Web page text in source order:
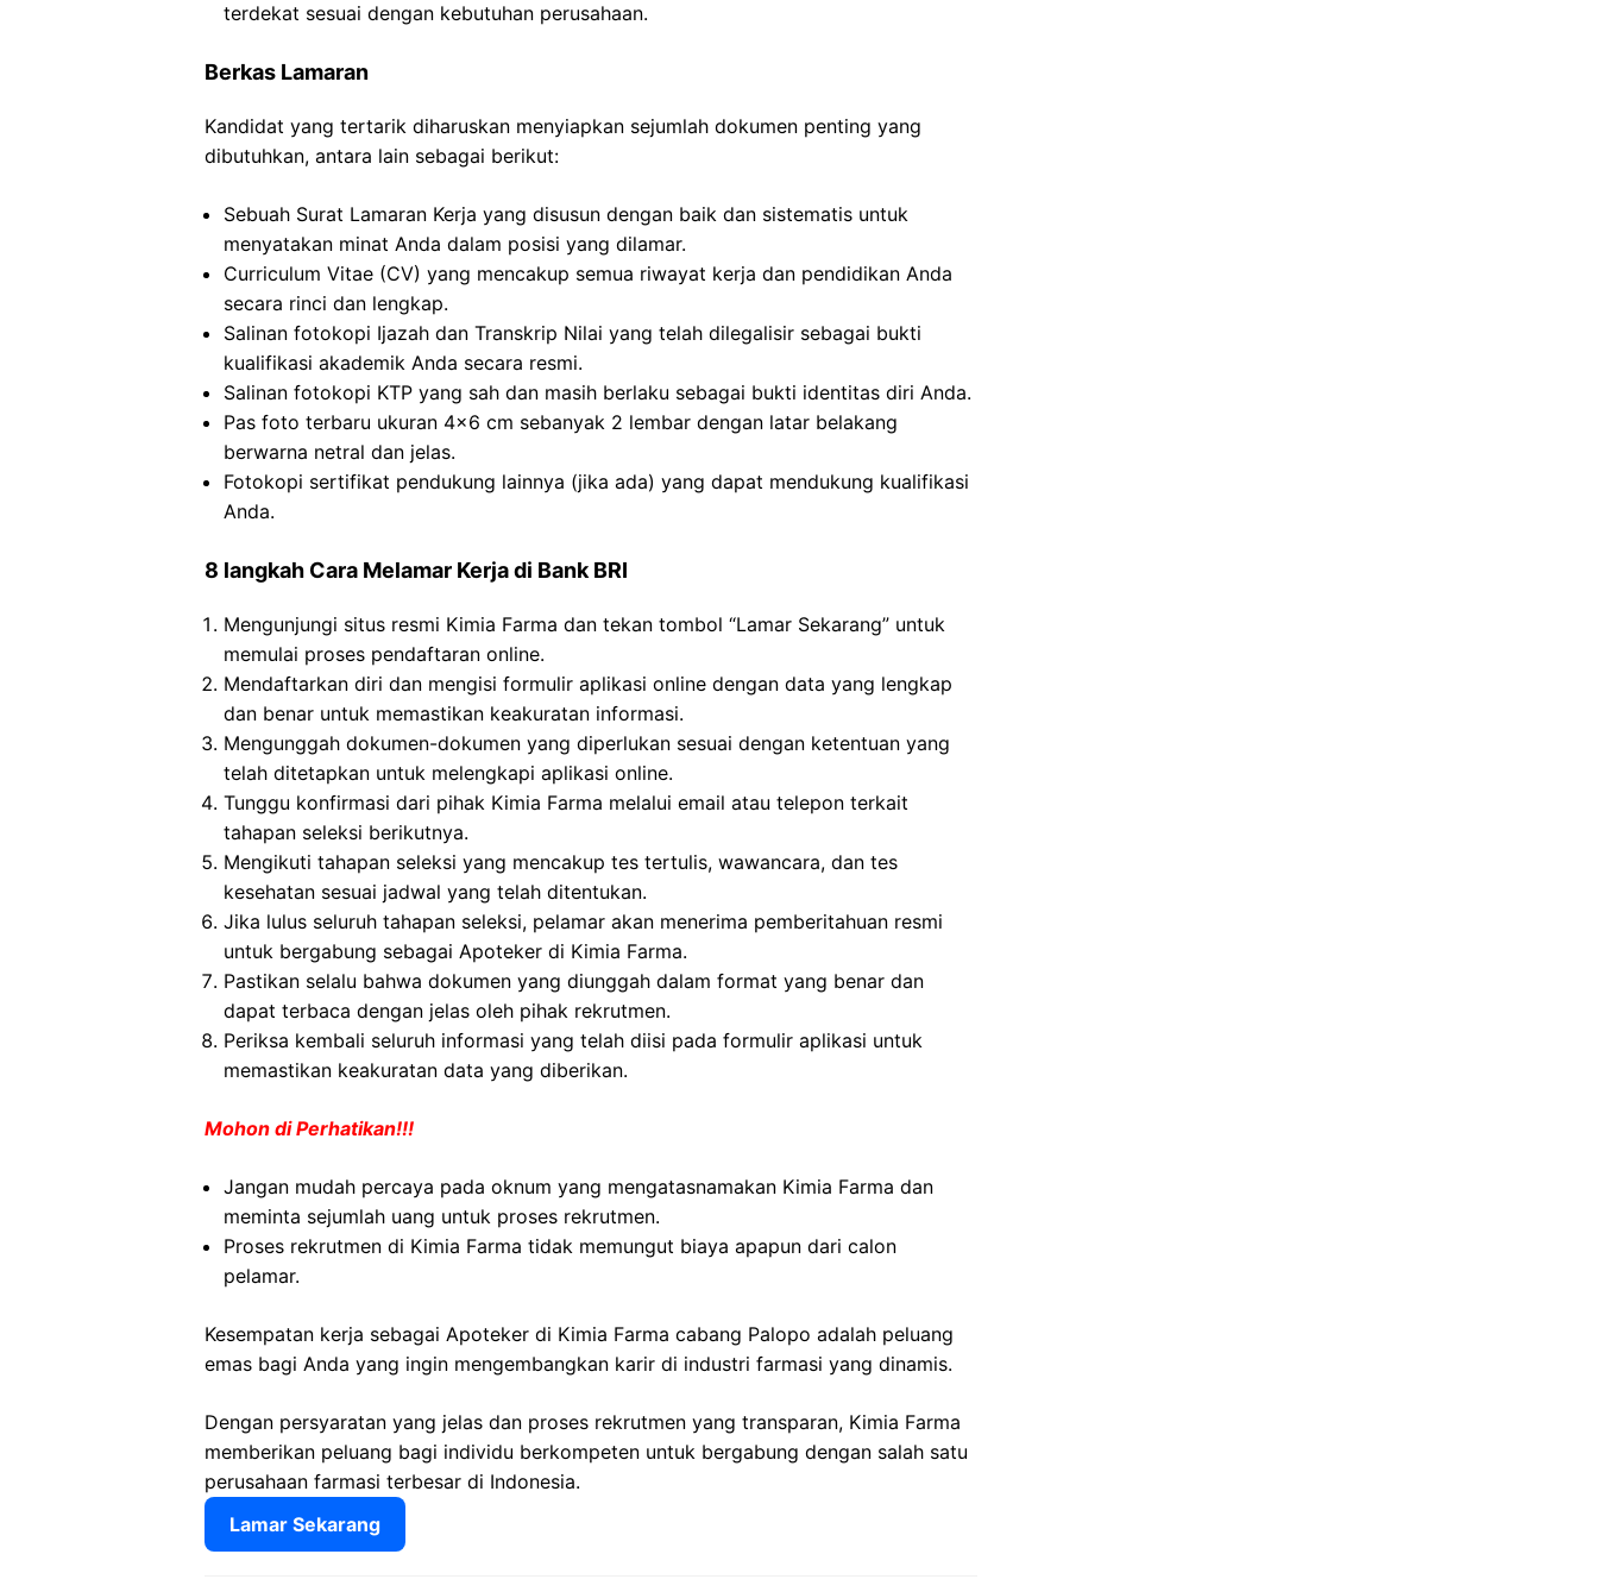
terdekat sesuai dengan kebutuhan perusahaan.
Berkas Lamaran
Kandidat yang tertarik diharuskan menyiapkan sejumlah dokumen penting yang
dibutuhkan, antara lain sebagai berikut:
Sebuah Surat Lamaran Kerja yang disusun dengan baik dan sistematis untuk
menyatakan minat Anda dalam posisi yang dilamar.
Curriculum Vitae (CV) yang mencakup semua riwayat kerja dan pendidikan Anda
secara rinci dan lengkap.
Salinan fotokopi Ijazah dan Transkrip Nilai yang telah dilegalisir sebagai bukti
kualifikasi akademik Anda secara resmi.
Salinan fotokopi KTP yang sah dan masih berlaku sebagai bukti identitas diri Anda.
Pas foto terbaru ukuran 4×6 cm sebanyak 2 lembar dengan latar belakang
berwarna netral dan jelas.
Fotokopi sertifikat pendukung lainnya (jika ada) yang dapat mendukung kualifikasi
Anda.
8 langkah Cara Melamar Kerja di Bank BRI
Mengunjungi situs resmi Kimia Farma dan tekan tombol “Lamar Sekarang” untuk
memulai proses pendaftaran online.
Mendaftarkan diri dan mengisi formulir aplikasi online dengan data yang lengkap
dan benar untuk memastikan keakuratan informasi.
Mengunggah dokumen-dokumen yang diperlukan sesuai dengan ketentuan yang
telah ditetapkan untuk melengkapi aplikasi online.
Tunggu konfirmasi dari pihak Kimia Farma melalui email atau telepon terkait
tahapan seleksi berikutnya.
Mengikuti tahapan seleksi yang mencakup tes tertulis, wawancara, dan tes
kesehatan sesuai jadwal yang telah ditentukan.
Jika lulus seluruh tahapan seleksi, pelamar akan menerima pemberitahuan resmi
untuk bergabung sebagai Apoteker di Kimia Farma.
Pastikan selalu bahwa dokumen yang diunggah dalam format yang benar dan
dapat terbaca dengan jelas oleh pihak rekrutmen.
Periksa kembali seluruh informasi yang telah diisi pada formulir aplikasi untuk
memastikan keakuratan data yang diberikan.
Mohon di Perhatikan!!!
Jangan mudah percaya pada oknum yang mengatasnamakan Kimia Farma dan
meminta sejumlah uang untuk proses rekrutmen.
Proses rekrutmen di Kimia Farma tidak memungut biaya apapun dari calon
pelamar.
Kesempatan kerja sebagai Apoteker di Kimia Farma cabang Palopo adalah peluang
emas bagi Anda yang ingin mengembangkan karir di industri farmasi yang dinamis.
Dengan persyaratan yang jelas dan proses rekrutmen yang transparan, Kimia Farma
memberikan peluang bagi individu berkompeten untuk bergabung dengan salah satu
perusahaan farmasi terbesar di Indonesia.
Lamar Sekarang